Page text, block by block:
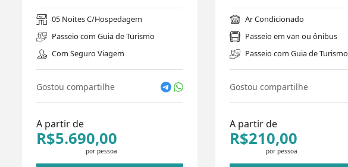
05 Noites C/Hospedagem
Passeio com Guia de Turismo
Com Seguro Viagem
Gostou compartilhe
A partir de
R$5.690,00
por pessoa
Ar Condicionado
Passeio em van ou ônibus
Passeio com Guia de Turismo
Gostou compartilhe
A partir de
R$210,00
por pessoa